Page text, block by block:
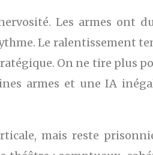
Les armes ont
Le ralentissement
On ne tire plus
armes et une IA
mais reste